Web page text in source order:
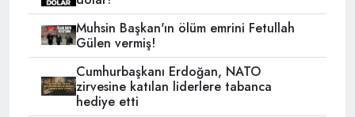
Muhsin Başkan'ın ölüm emrini Fetullah
Gülen vermiş!
Cumhurbaşkanı Erdoğan, NATO
zirvesine katılan liderlere tabanca
hediye etti